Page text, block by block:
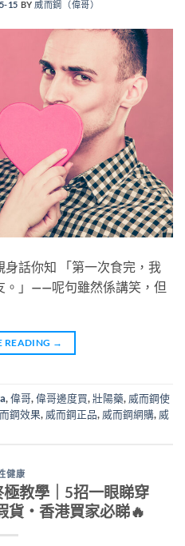
15 BY 威而鋼（偉哥）
話你知 「第一次食完，我
。」——呢句雖然係講笑，但
READING →
,偉哥,偉哥邊度買,壯陽藥, 威而鋼使
鋼效果, 威而鋼正品, 威而鋼網購, 威
健康
極教學｜5招一眼睇穿
貨・香港買家必睇🔥